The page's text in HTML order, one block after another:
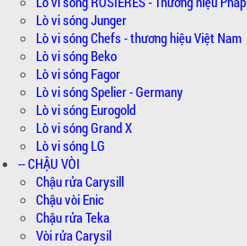
Lò vi sóng Junger
Lò vi sóng Chefs - thương hiệu Việt Nam
Lò vi sóng Beko
Lò vi sóng Fagor
Lò vi sóng Spelier - Germany
Lò vi sóng Eurogold
Lò vi sóng Grand X
Lò vi sóng LG
-- CHẬU VÒI
Chậu rửa Carysill
Chậu vòi Enic
Chậu rửa Teka
Vòi rửa Carysil